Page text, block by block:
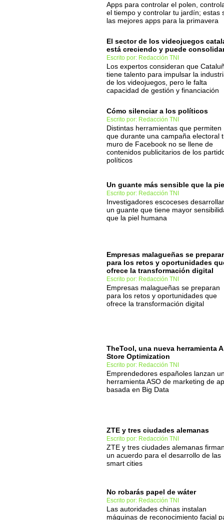
Apps para controlar el polen,
el tiempo y controlar tu jardín; estas
las mejores apps para la primavera
El sector de los videojuegos
está creciendo y puede
Escrito por: Redacción TNI
Los expertos consideran que
tiene talento para impulsar la
de los videojuegos, pero le falta
capacidad de gestión y financiación
Cómo silenciar a los políticos
Escrito por: Redacción TNI
Distintas herramientas que permiten
que durante una campaña electoral
muro de Facebook no se llene de
contenidos publicitarios de los
políticos
Un guante más sensible que la
Escrito por: Redacción TNI
Investigadores escoceses
un guante que tiene mayor
que la piel humana
Empresas malagueñas se
para los retos y oportunidades
ofrece la transformación digital
Escrito por: Redacción TNI
Empresas malagueñas se preparan
para los retos y oportunidades que
ofrece la transformación digital
TheTool, una nueva herramienta
Store Optimization
Escrito por: Redacción TNI
Emprendedores españoles lanzan
herramienta ASO de marketing de
basada en Big Data
ZTE y tres ciudades alemanas
Escrito por: Redacción TNI
ZTE y tres ciudades alemanas
un acuerdo para el desarrollo de las
smart cities
No robarás papel de wáter
Escrito por: Redacción TNI
Las autoridades chinas instalan
máquinas de reconocimiento facial